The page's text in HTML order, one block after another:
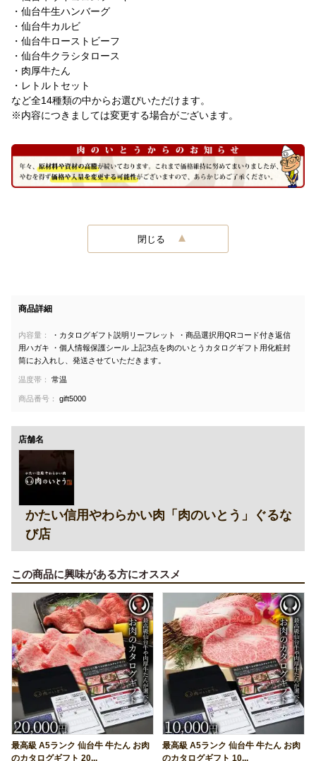
・仙台牛生ハンバーグ
・仙台牛カルビ
・仙台牛ローストビーフ
・仙台牛クラシタロース
・肉厚牛たん
・レトルトセット
など全14種類の中からお選びいただけます。
※内容につきましては変更する場合がございます。
閉じる
商品詳細
内容量：
・カタログギフト説明リーフレット ・商品選択用QRコード付き返信
用ハガキ ・個人情報保護シール 上記3点を肉のいとうカタログギフト用化粧封
筒にお入れし、発送させていただきます。
温度帯： 常温
商品番号： gift5000
店舗名
かたい信用やわらかい肉「肉のいとう」ぐるな
び店
この商品に興味がある方にオススメ
最高級 A5ランク 仙台牛 牛たん お肉
のカタログギフト 20...
最高級 A5ランク 仙台牛 牛たん お肉
のカタログギフト 10...